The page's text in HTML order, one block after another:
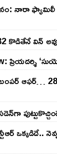
నారా ఫ్యామిలీ
కొడితేనే విన్
ప్రియదర్శి
బంప‌ర్ ఆఫ‌ర్‌…
ఒక్క‌డిదే..